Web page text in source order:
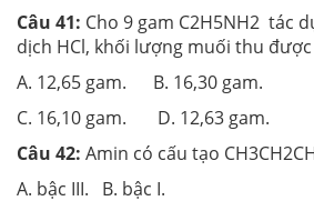
Câu 41: Cho 9 gam C2H5NH2 tác
dịch HCl, khối lượng muối thu được
A. 12,65 gam. B. 16,30 gam.
C. 16,10 gam. D. 12,63 gam.
Câu 42: Amin có cấu tạo
A. bậc III. B. bậc I.